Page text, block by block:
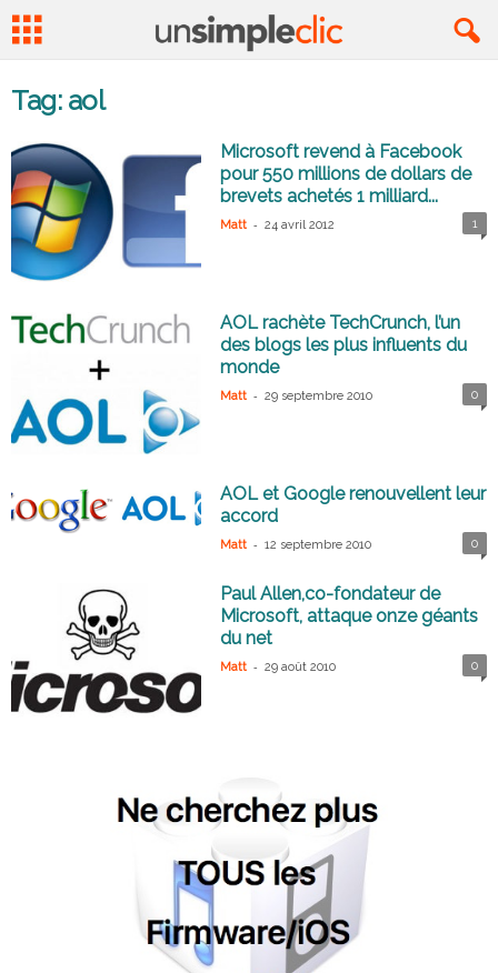
Tag: aol
Microsoft revend à Facebook
pour 550 millions de dollars de
brevets achetés 1 milliard...
Matt - 24 avril 2012 1
AOL rachète TechCrunch, l’un
des blogs les plus influents du
monde
Matt - 29 septembre 2010 0
AOL et Google renouvellent leur
accord
Matt - 12 septembre 2010 0
Paul Allen,co-fondateur de
Microsoft, attaque onze géants
du net
Matt - 29 août 2010 0